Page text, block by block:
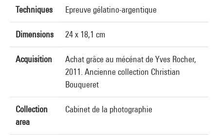
Techniques Epreuve gélatino-argentique
Dimensions 24 x 18,1 cm
Acquisition
Achat grâce au mécénat de Yves Rocher,
2011. Ancienne collection Christian
Bouqueret
Collection
area
Cabinet de la photographie